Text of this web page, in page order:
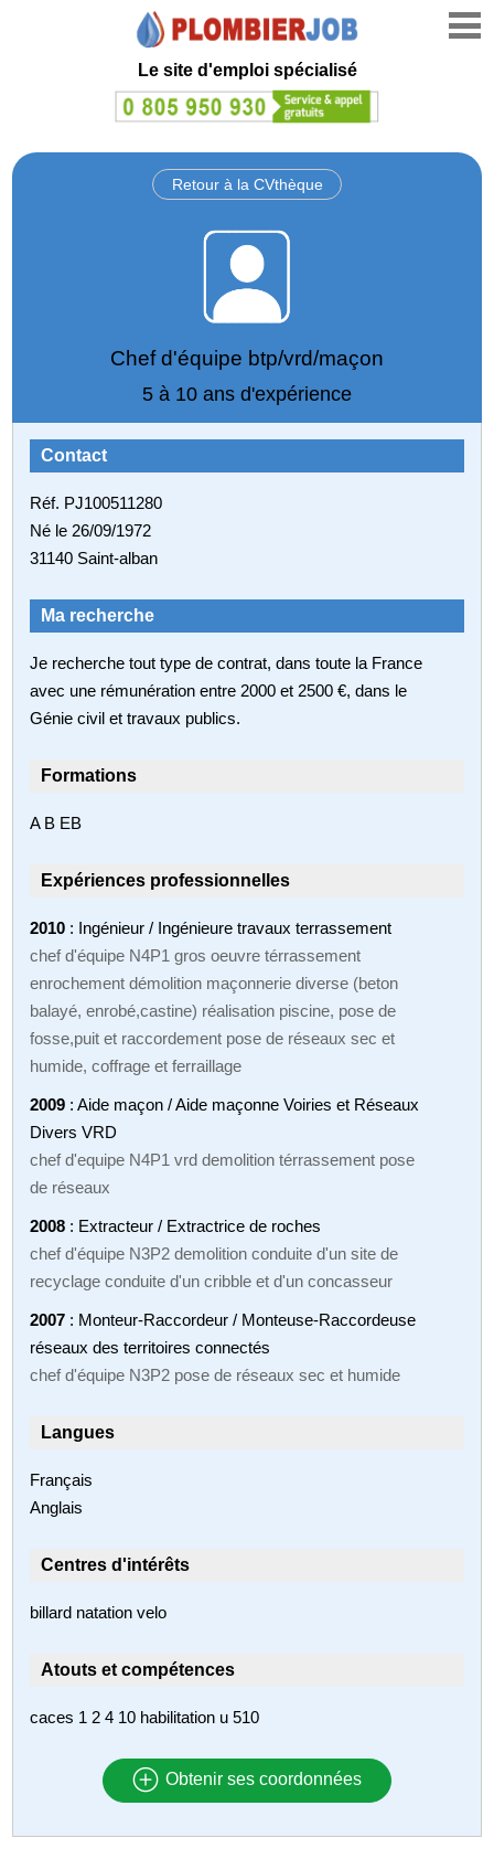
Le site d'emploi spécialisé
Retour à la CVthèque
Chef d'équipe btp/vrd/maçon
5 à 10 ans d'expérience
Contact
Réf. PJ100511280
Né le 26/09/1972
31140 Saint-alban
Ma recherche
Je recherche tout type de contrat, dans toute la France
avec une rémunération entre 2000 et 2500 €, dans le
Génie civil et travaux publics.
Formations
A B EB
Expériences professionnelles
2010 : Ingénieur / Ingénieure travaux terrassement
chef d'équipe N4P1 gros oeuvre térrassement
enrochement démolition maçonnerie diverse (beton
balayé, enrobé,castine) réalisation piscine, pose de
fosse,puit et raccordement pose de réseaux sec et
humide, coffrage et ferraillage
2009 : Aide maçon / Aide maçonne Voiries et Réseaux
Divers VRD
chef d'equipe N4P1 vrd demolition térrassement pose
de réseaux
2008 : Extracteur / Extractrice de roches
chef d'équipe N3P2 demolition conduite d'un site de
recyclage conduite d'un cribble et d'un concasseur
2007 : Monteur-Raccordeur / Monteuse-Raccordeuse
réseaux des territoires connectés
chef d'équipe N3P2 pose de réseaux sec et humide
Langues
Français
Anglais
Centres d'intérêts
billard natation velo
Atouts et compétences
caces 1 2 4 10 habilitation u 510
Obtenir ses coordonnées